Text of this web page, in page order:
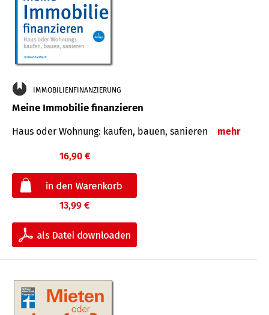
IMMOBILIENFINANZIERUNG
Meine Immobilie finanzieren
Haus oder Wohnung: kaufen, bauen, sanieren mehr
16,90 €
13,99 €